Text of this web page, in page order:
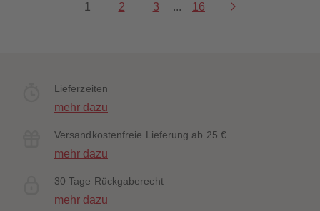
1 2 3 ... 16
Lieferzeiten
mehr dazu
Versandkostenfreie Lieferung ab 25 €
mehr dazu
30 Tage Rückgaberecht
mehr dazu